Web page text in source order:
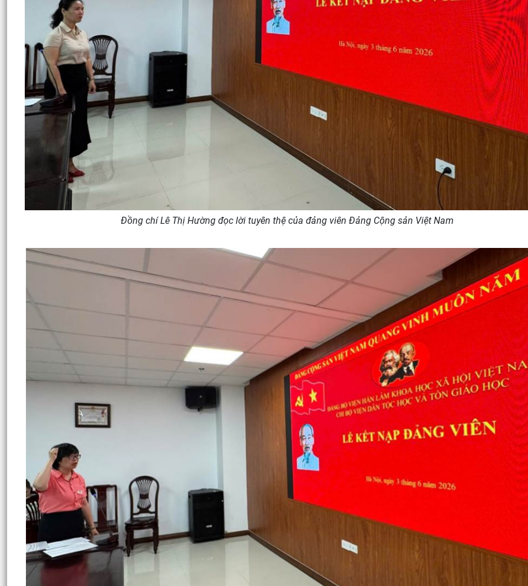
Đồng chí Lê Thị Hường đọc lời tuyên thệ của đảng viên Đảng Cộng sản Việt Nam